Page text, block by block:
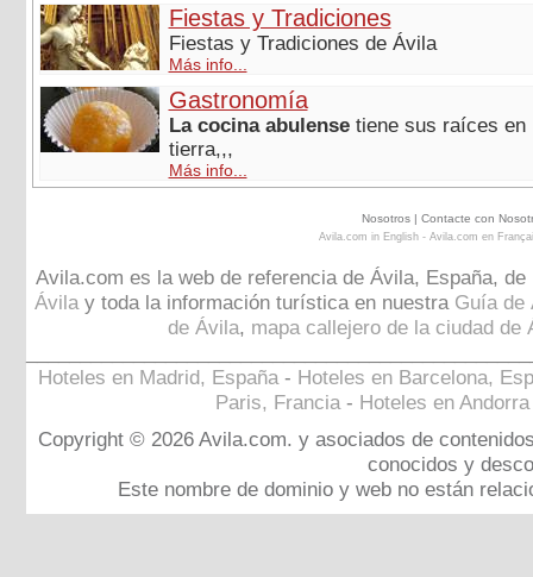
Fiestas y Tradiciones
Fiestas y Tradiciones de Ávila
Más info...
Gastronomía
La cocina abulensetiene sus raíces en
tierra,,,
Más info...
Nosotros| Contacte con
Avila.com in English- Avila.com en
Avila.com es la web de referencia de Ávila, España,
Ávilay toda la información turística en nuestra Guía de
de Ávila, mapa callejero de la ciudad de
Hoteles en Madrid, España- Hoteles en Barcelona,
Paris, Francia- Hoteles en Andorra
Copyright © 2026 Avila.com. y asociados de
conocidos y
Este nombre de dominio y web no están